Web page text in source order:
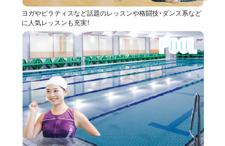
ヨガやピラティスなど話題のレッスンや格闘技・ダンス系など
に人気レッスンも充実！
POOL